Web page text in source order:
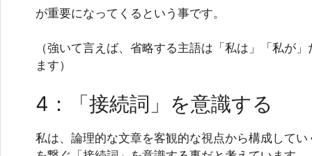
が重要になってくるという事です。
（強いて言えば、省略する主語は「私は」「私が
ます）
4：「接続詞」を意識する
私は、論理的な文章を客観的な視点から構成して